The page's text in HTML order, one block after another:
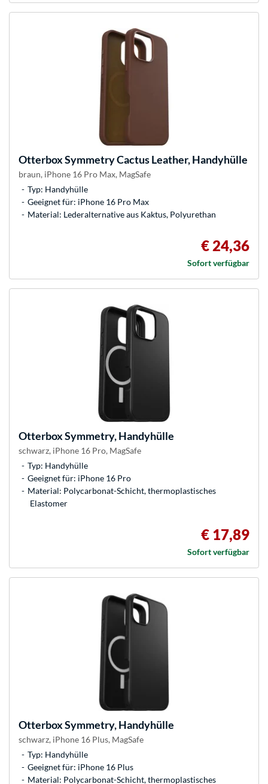
OtterboxSymmetry Cactus Leather, Handyhülle
braun, iPhone 16 Pro Max, MagSafe
Typ: Handyhülle
Geeignet für: iPhone 16 Pro Max
Material: Lederalternative aus Kaktus, Polyurethan
€ 24,36
Sofort verfügbar
OtterboxSymmetry, Handyhülle
schwarz, iPhone 16 Pro, MagSafe
Typ: Handyhülle
Geeignet für: iPhone 16 Pro
Material: Polycarbonat-Schicht, thermoplastisches
Elastomer
€ 17,89
Sofort verfügbar
OtterboxSymmetry, Handyhülle
schwarz, iPhone 16 Plus, MagSafe
Typ: Handyhülle
Geeignet für: iPhone 16 Plus
Material: Polycarbonat-Schicht, thermoplastisches